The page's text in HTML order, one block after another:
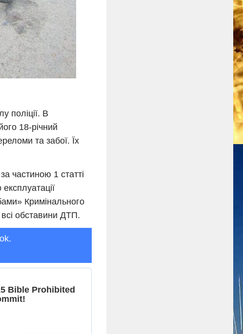
поліції. В
18-річний
та забої. Їх
частиною 1 статті
Кримінального
обставини ДТП.